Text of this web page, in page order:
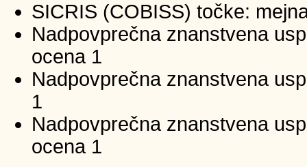
SICRIS (COBISS) točke:
Nadpovprečna znanstvena
ocena 1
Nadpovprečna znanstvena
1
Nadpovprečna znanstvena
ocena 1